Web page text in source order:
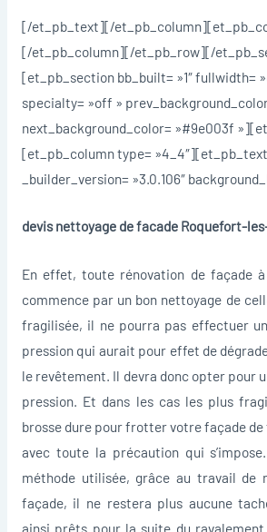
[/et_pb_text][/
[/et_pb_column][/et_pb_row][/
[et_pb_section bb_built= »1″ fullwidth=
specialty= »off »
next_background_color= »#9e003f
[et_pb_column type= »4_4″][et_pb_text
_builder_version= »3.0.106″
devis nettoyage de facade Roquefort-
En effet, toute rénovation de façade
commence par un bon nettoyage de
fragilisée, il ne pourra pas effectuer
pression qui aurait pour effet de
le revêtement. Il devra donc opter pour
pression. Et dans les cas les plus
brosse dure pour frotter votre façade
avec toute la précaution qui
méthode utilisée, grâce au travail de
façade, il ne restera plus aucune
ainsi prêts pour la suite du